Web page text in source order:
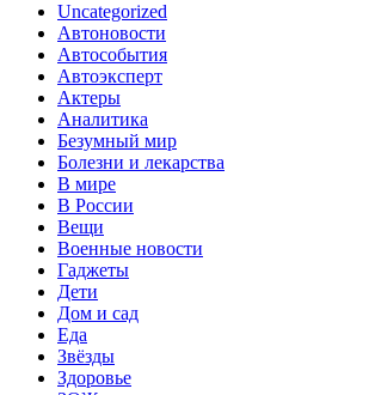
Uncategorized
Автоновости
Автособытия
Автоэксперт
Актеры
Аналитика
Безумный мир
Болезни и лекарства
В мире
В России
Вещи
Военные новости
Гаджеты
Дети
Дом и сад
Еда
Звёзды
Здоровье